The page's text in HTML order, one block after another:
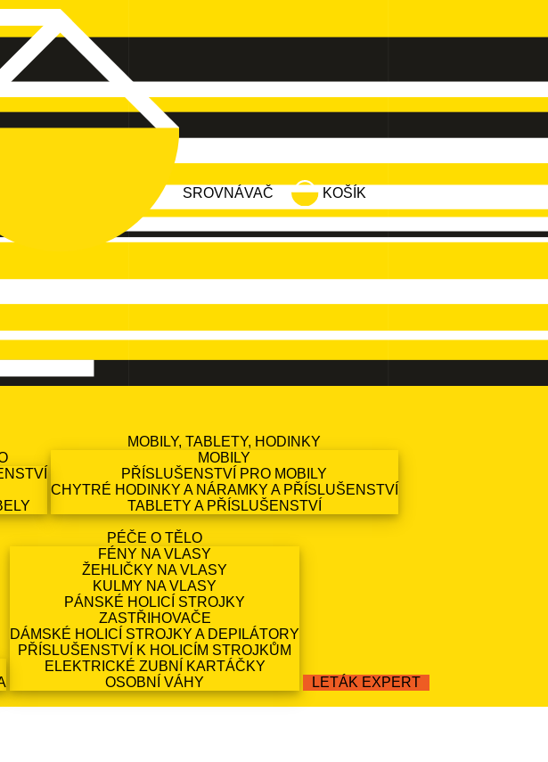
SROVNÁVAČ KOŠÍK
MOBILY, TABLETY, HODINKY
MOBILY
PŘÍSLUŠENSTVÍ PRO MOBILY
CHYTRÉ HODINKY A NÁRAMKY A PŘÍSLUŠENSTVÍ
TABLETY A PŘÍSLUŠENSTVÍ
PÉČE O TĚLO
FÉNY NA VLASY
ŽEHLIČKY NA VLASY
KULMY NA VLASY
PÁNSKÉ HOLICÍ STROJKY
ZASTŘIHOVAČE
DÁMSKÉ HOLICÍ STROJKY A DEPILÁTORY
PŘÍSLUŠENSTVÍ K HOLICÍM STROJKŮM
ELEKTRICKÉ ZUBNÍ KARTÁČKY
OSOBNÍ VÁHY
LETÁK EXPERT